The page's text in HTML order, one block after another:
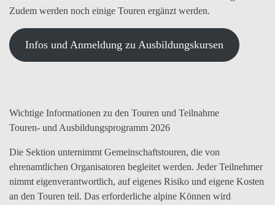
Zudem werden noch einige Touren ergänzt werden.
Infos und Anmeldung zu Ausbildungskursen
Wichtige Informationen zu den Touren und Teilnahme
Touren- und Ausbildungsprogramm 2026
Die Sektion unternimmt Gemeinschaftstouren, die von
ehrenamtlichen Organisatoren begleitet werden. Jeder Teilnehmer
nimmt eigenverantwortlich, auf eigenes Risiko und eigene Kosten
an den Touren teil. Das erforderliche alpine Können wird